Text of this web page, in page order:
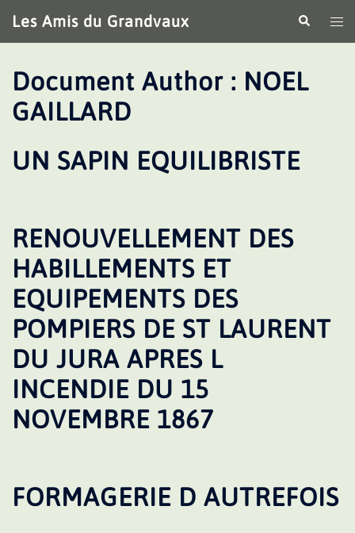
au
contenu
Les Amis du Grandvaux
le
Document Author : NOEL
GAILLARD
UN SAPIN EQUILIBRISTE
RENOUVELLEMENT DES
HABILLEMENTS ET
EQUIPEMENTS DES
POMPIERS DE ST LAURENT
DU JURA APRES L
INCENDIE DU 15
NOVEMBRE 1867
FORMAGERIE D AUTREFOIS